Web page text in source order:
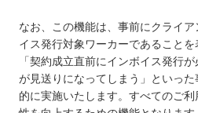
なお、この機能は、事前にクライ
イス発行対象ワーカーであることを
「契約成立直前にインボイス発行
が見送りになってしまう」といっ
的に実施いたします。すべてのご